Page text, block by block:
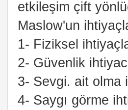
etkileşim çift
Maslow'un
1- Fiziksel
2- Güvenlik
3- Sevgi. ait olma
4- Saygı görme